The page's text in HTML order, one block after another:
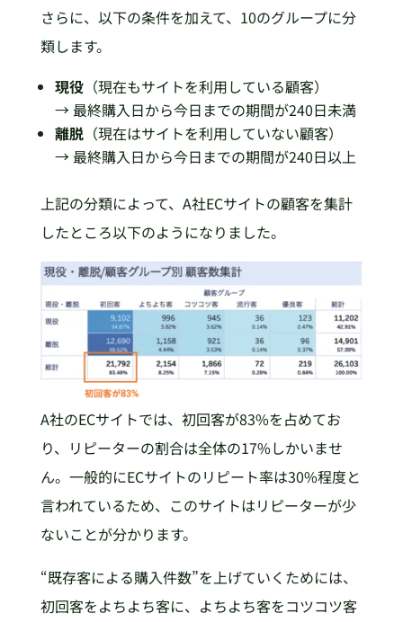
さらに、以下の条件を加えて、10のグループに分
類します。
現役（現在もサイトを利用している顧客）
→ 最終購入日から今日までの期間が240日未満
離脱（現在はサイトを利用していない顧客）
→ 最終購入日から今日までの期間が240日以上
上記の分類によって、A社ECサイトの顧客を集計
したところ以下のようになりました。
A社のECサイトでは、初回客が83%を占めてお
り、リピーターの割合は全体の17%しかいませ
ん。一般的にECサイトのリピート率は30%程度と
言われているため、このサイトはリピーターが少
ないことが分かります。
“既存客による購入件数”を上げていくためには、
初回客をよちよち客に、よちよち客をコツコツ客